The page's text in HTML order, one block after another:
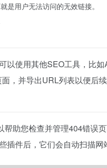
是用户无法访问的无效链接。
以使用其他SEO工具，比
，并导出URL列表以便后续
助您检查并管理404错误页
件后，它们会自动扫描网